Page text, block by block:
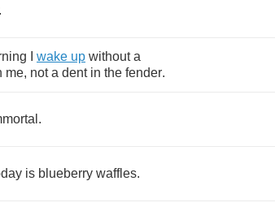
.
wake up without a
me, not a dent in the fender.
.
is blueberry waffles.